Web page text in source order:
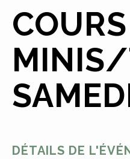
MINIS/
DÉTAILS DE